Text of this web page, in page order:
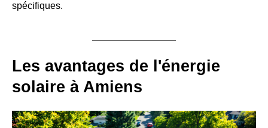
spécifiques.
Les avantages de l'énergie
solaire à Amiens